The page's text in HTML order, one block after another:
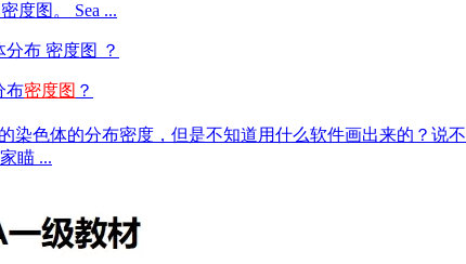
度图。 Sea ...
布密度图 ？
染色体的分布密度，但是不知道用什么软件画出来的？
瞄 ...